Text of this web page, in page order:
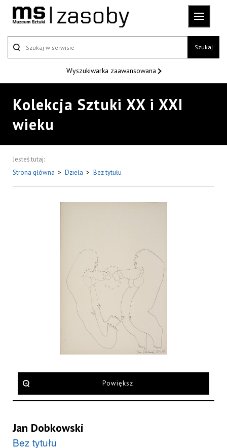
Szukaj
Wyszukiwarka zaawansowana
Kolekcja Sztuki XX i XXI
wieku
Jesteś tutaj:
Strona główna > Dzieła > Bez tytułu
Powiększ
Jan Dobkowski
Bez tytułu